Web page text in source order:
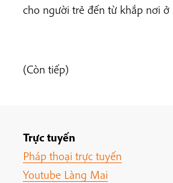
cho người trẻ đến từ khắp nơi ở
(Còn tiếp)
Trực tuyến
Pháp thoại trực tuyến
Youtube Làng Mai